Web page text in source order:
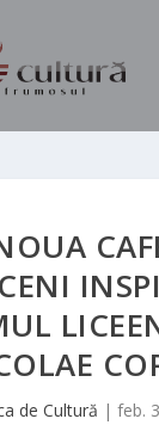
de Cultură | feb.